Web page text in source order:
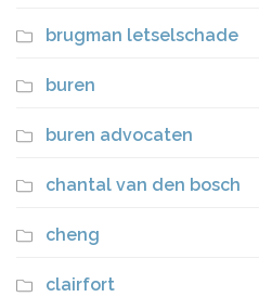
brugman letselschade
buren
buren advocaten
chantal van den bosch
cheng
clairfort